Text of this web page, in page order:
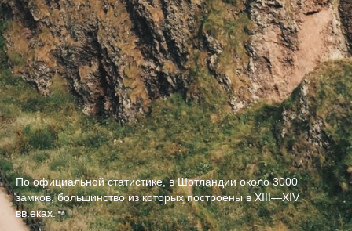
По официальной статистике, в Шотландии около 3000
замков, большинство из которых построены в XIII—XIV
вв.еках.